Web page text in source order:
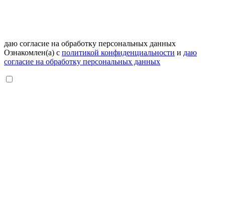
даю согласие на обработку персональных данных
Ознакомлен(а) с политикой конфиденциальности и даю
согласие на обработку персональных данных